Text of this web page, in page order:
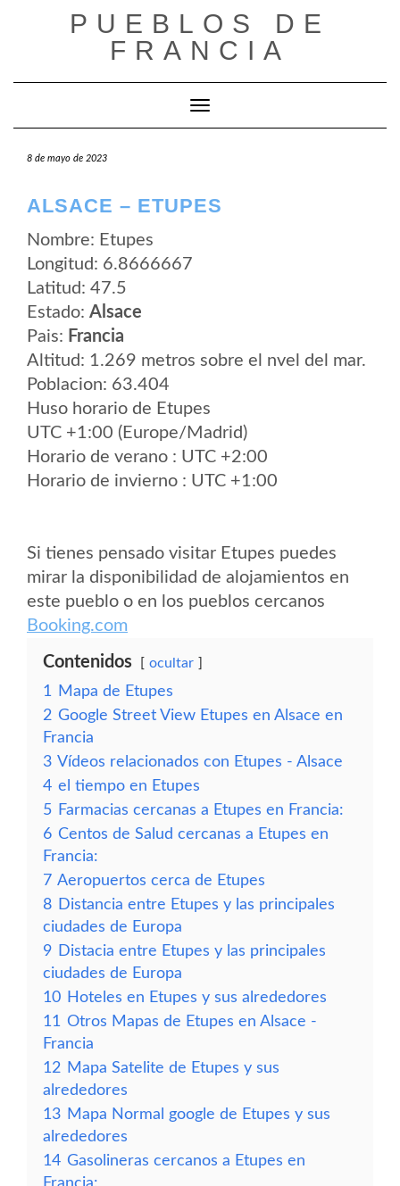
PUEBLOS DE
FRANCIA
Cambiar modo de navegación
8 de mayo de 2023
ALSACE – ETUPES
Nombre: Etupes
Longitud: 6.8666667
Latitud: 47.5
Estado: Alsace
Pais: Francia
Altitud: 1.269 metros sobre el nvel del mar.
Poblacion: 63.404
Huso horario de Etupes
UTC +1:00 (Europe/Madrid)
Horario de verano : UTC +2:00
Horario de invierno : UTC +1:00
Si tienes pensado visitar Etupes puedes
mirar la disponibilidad de alojamientos en
este pueblo o en los pueblos cercanos
Booking.com
Contenidos ocultar
1
Mapa de Etupes
2 Google Street View Etupes en Alsace en
Francia
3 Vídeos relacionados con Etupes - Alsace
4 el tiempo en Etupes
5 Farmacias cercanas a Etupes en Francia:
6 Centos de Salud cercanas a Etupes en
Francia:
7 Aeropuertos cerca de Etupes
8 Distancia entre Etupes y las principales
ciudades de Europa
9 Distacia entre Etupes y las principales
ciudades de Europa
10 Hoteles en Etupes y sus alrededores
11 Otros Mapas de Etupes en Alsace -
Francia
12 Mapa Satelite de Etupes y sus
alrededores
13 Mapa Normal google de Etupes y sus
alrededores
14 Gasolineras cercanos a Etupes en
Francia: